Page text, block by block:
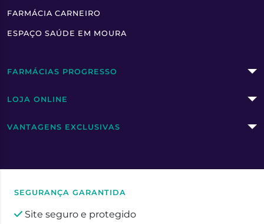
FARMÁCIA CARNEIRO
ESPAÇO SAÚDE EM MOURA
FARMÁCIAS PROGRESSO
LOJA ONLINE
VANTAGENS EXCLUSIVAS
SEGURANÇA GARANTIDA
Site seguro e protegido